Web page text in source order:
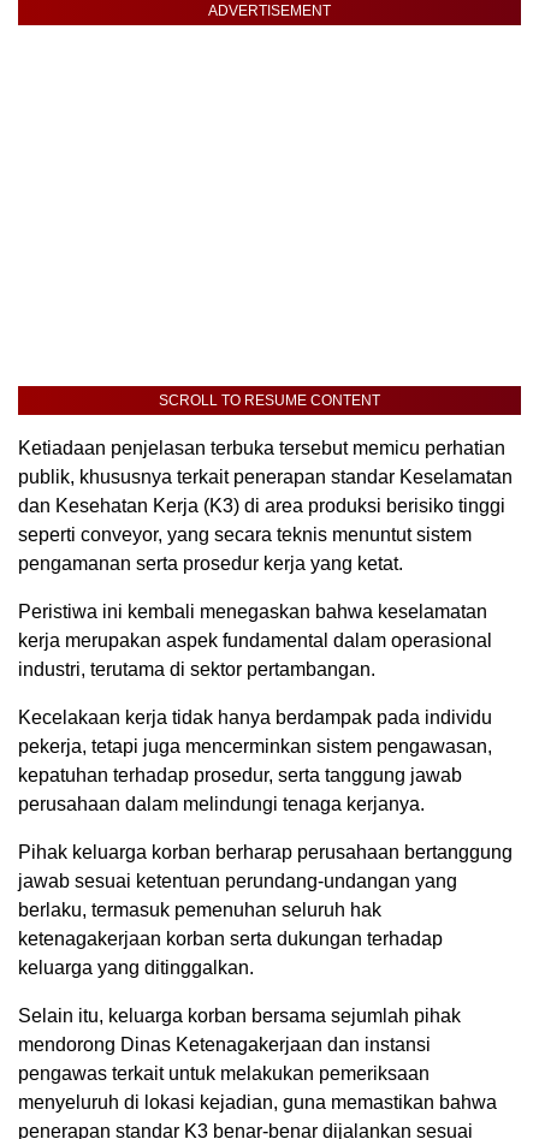
ADVERTISEMENT
SCROLL TO RESUME CONTENT
Ketiadaan penjelasan terbuka tersebut memicu perhatian
publik, khususnya terkait penerapan standar Keselamatan
dan Kesehatan Kerja (K3) di area produksi berisiko tinggi
seperti conveyor, yang secara teknis menuntut sistem
pengamanan serta prosedur kerja yang ketat.
Peristiwa ini kembali menegaskan bahwa keselamatan
kerja merupakan aspek fundamental dalam operasional
industri, terutama di sektor pertambangan.
Kecelakaan kerja tidak hanya berdampak pada individu
pekerja, tetapi juga mencerminkan sistem pengawasan,
kepatuhan terhadap prosedur, serta tanggung jawab
perusahaan dalam melindungi tenaga kerjanya.
Pihak keluarga korban berharap perusahaan bertanggung
jawab sesuai ketentuan perundang-undangan yang
berlaku, termasuk pemenuhan seluruh hak
ketenagakerjaan korban serta dukungan terhadap
keluarga yang ditinggalkan.
Selain itu, keluarga korban bersama sejumlah pihak
mendorong Dinas Ketenagakerjaan dan instansi
pengawas terkait untuk melakukan pemeriksaan
menyeluruh di lokasi kejadian, guna memastikan bahwa
penerapan standar K3 benar-benar dijalankan sesuai